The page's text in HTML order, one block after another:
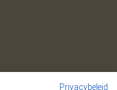
Privacybeleid